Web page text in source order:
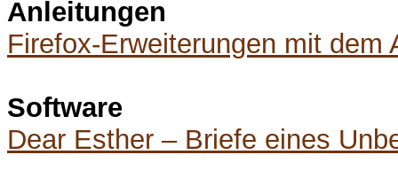
Anleitungen
Firefox-Erweiterungen mit dem
Software
Dear Esther – Briefe eines